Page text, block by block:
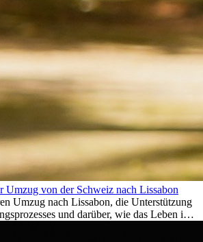
Umzug von der Schweiz nach Lissabon
Umzug nach Lissabon, die Unterstützung
und darüber, wie das Leben im